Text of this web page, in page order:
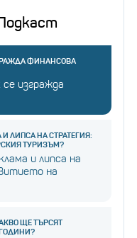
ФИНАНСОВА
изгражда
ЛИПСА НА СТРАТЕГИЯ:
ТУРИЗЪМ?
и липса на
на
ЩЕ ТЪРСЯТ